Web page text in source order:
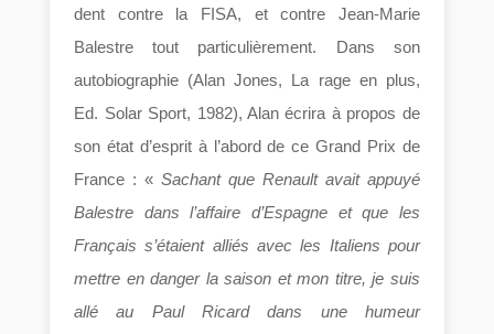
dent contre la FISA, et contre Jean-Marie
Balestre tout particulièrement. Dans son
autobiographie (Alan Jones, La rage en plus,
Ed. Solar Sport, 1982), Alan écrira à propos de
son état d’esprit à l’abord de ce Grand Prix de
France : «Sachant que Renault avait appuyé
Balestre dans l’affaire d’Espagne et que les
Français s’étaient alliés avec les Italiens pour
mettre en danger la saison et mon titre, je suis
allé au Paul Ricard dans une humeur